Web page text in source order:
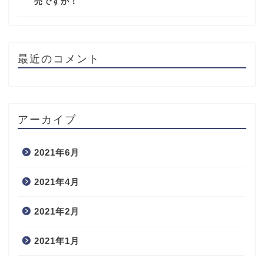
最近のコメント
アーカイブ
2021年6月
2021年4月
2021年2月
2021年1月